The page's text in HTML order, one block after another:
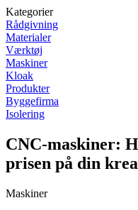
Kategorier
Rådgivning
Materialer
Værktøj
Maskiner
Kloak
Produkter
Byggefirma
Isolering
CNC-maskiner:
prisen på din
Maskiner